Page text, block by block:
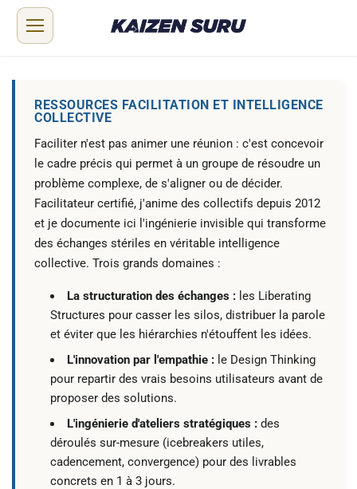
RESSOURCES FACILITATION ET INTELLIGENCE
COLLECTIVE
Faciliter n'est pas animer une réunion : c'est concevoir
le cadre précis qui permet à un groupe de résoudre un
problème complexe, de s'aligner ou de décider.
Facilitateur certifié, j'anime des collectifs depuis 2012
et je documente ici l'ingénierie invisible qui transforme
des échanges stériles en véritable intelligence
collective. Trois grands domaines :
La structuration des échanges : les Liberating
Structures pour casser les silos, distribuer la parole
et éviter que les hiérarchies n'étouffent les idées.
L'innovation par l'empathie : le Design Thinking
pour repartir des vrais besoins utilisateurs avant de
proposer des solutions.
L'ingénierie d'ateliers stratégiques : des
déroulés sur-mesure (icebreakers utiles,
cadencement, convergence) pour des livrables
concrets en 1 à 3 jours.